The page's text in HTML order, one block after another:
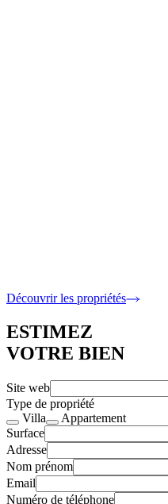
5 Chambres · 317 m2 intérieur
Découvrir les propriétés
ESTIMEZ
VOTRE BIEN
Site web
Type de propriété
Villa
Appartement
Surface
Adresse
Nom prénom
Email
Numéro de téléphone